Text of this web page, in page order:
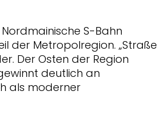
S-Bahn
der Metropolregion. „Straße
Der Osten der Region
deutlich an
als moderner